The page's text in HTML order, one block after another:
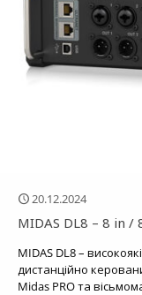
20.12.2024
MIDAS DL8 – 8 in
MIDAS DL8 –
дистанційно
Midas PRO та